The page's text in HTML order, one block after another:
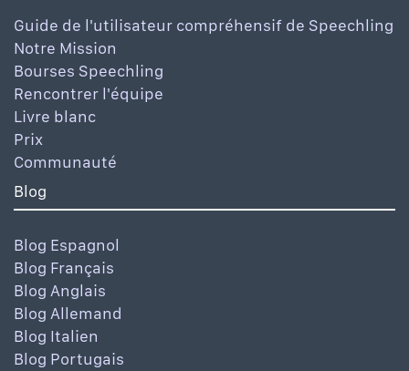
Guide de l'utilisateur compréhensif de Speechling
Notre Mission
Bourses Speechling
Rencontrer l'équipe
Livre blanc
Prix
Communauté
Blog
Blog Espagnol
Blog Français
Blog Anglais
Blog Allemand
Blog Italien
Blog Portugais